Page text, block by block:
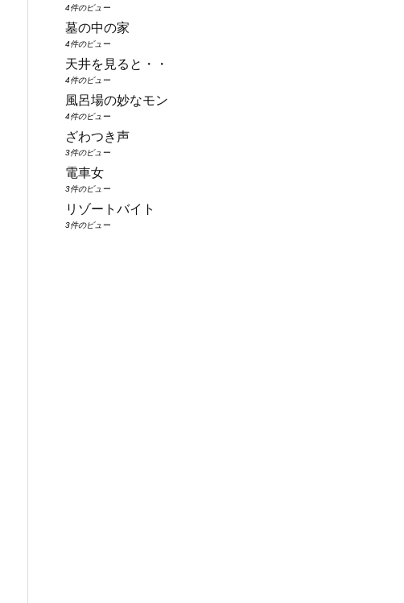
4件のビュー
墓の中の家
4件のビュー
天井を見ると・・
4件のビュー
風呂場の妙なモン
4件のビュー
ざわつき声
3件のビュー
電車女
3件のビュー
リゾートバイト
3件のビュー